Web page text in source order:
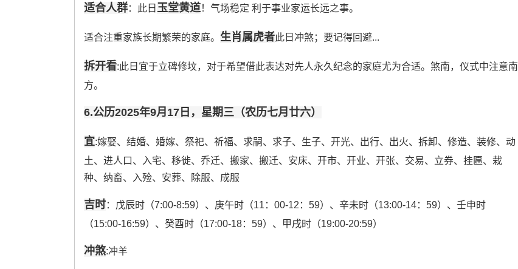
适合人群：此日 玉堂黄道！气场稳定 利于事业家运长远之事。
适合注重家族长期繁荣的家庭。 生肖属虎者此日冲煞；要记得回避...
拆开看:此日宜于立碑修坟，对于希望借此表达对先人永久纪念的家庭尤为合适。煞南，仪式中注意南
方。
6.公历2025年9月17日，星期三（农历七月廿六）
宜:嫁娶、结婚、婚嫁、祭祀、祈福、求嗣、求子、生子、开光、出行、出火、拆卸、修造、装修、动
土、进人口、入宅、移徙、乔迁、搬家、搬迁、安床、开市、开业、开张、交易、立券、挂匾、栽
种、纳畜、入殓、安葬、除服、成服
吉时：戊辰时（7:00-8:59）、庚午时（11：00-12：59）、辛未时（13:00-14：59）、壬申时
（15:00-16:59）、癸酉时（17:00-18：59）、甲戌时（19:00-20:59）
冲煞:冲羊